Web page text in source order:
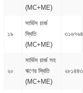
(MC+ME)
১৯
সার্ভিস চার্জ
স্থিতি
(MC+ME)
২০
সার্ভিস চার্জ সহ
ঋণের স্থিতি
(MC+ME)